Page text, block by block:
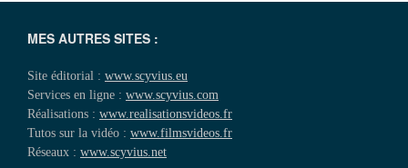
MES AUTRES SITES :
Site éditorial : www.scyvius.eu
Services en ligne : www.scyvius.com
Réalisations : www.realisationsvideos.fr
Tutos sur la vidéo : www.filmsvideos.fr
Réseaux : www.scyvius.net